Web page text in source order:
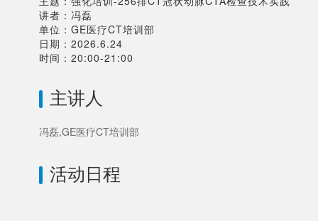
讲者：冯磊
单位：GE医疗CT培训部
日期：2026.6.24
主讲人
冯磊,GE医疗CT培训部
活动日程